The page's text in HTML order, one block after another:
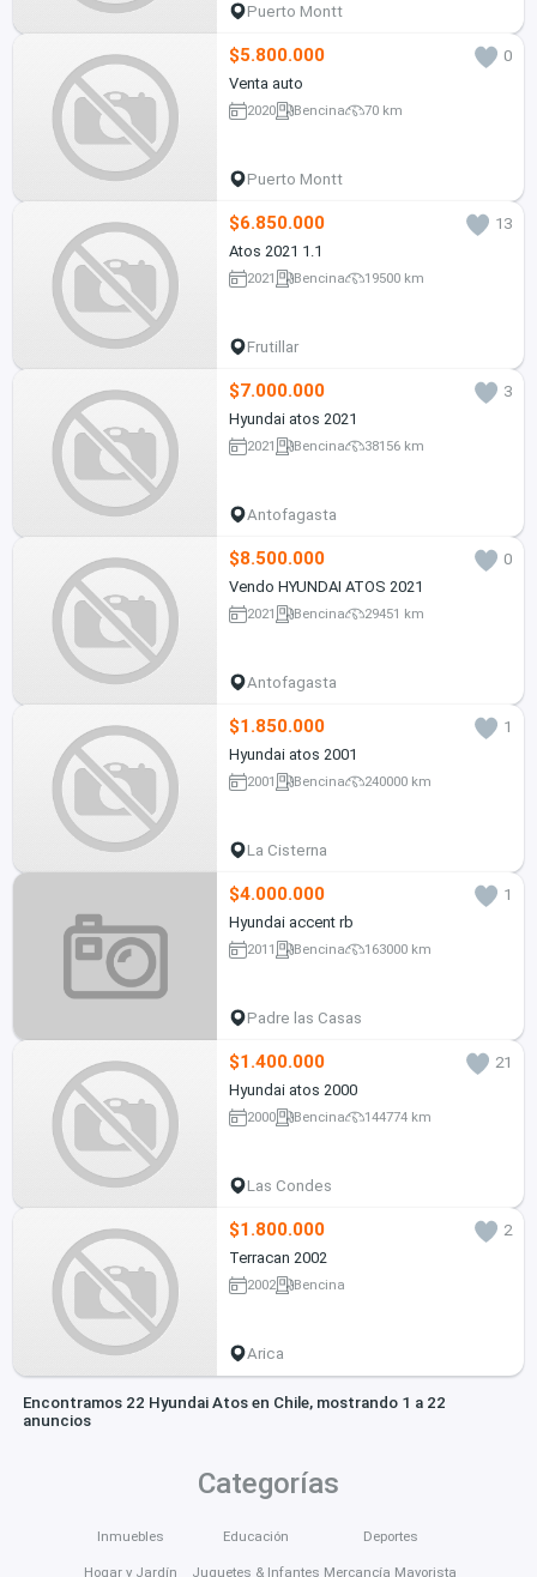
Puerto Montt
$5.800.000
0
Venta auto
2020 Bencina 70 km
Puerto Montt
$6.850.000
13
Atos 2021 1.1
2021 Bencina 19500 km
Frutillar
$7.000.000
3
Hyundai atos 2021
2021 Bencina 38156 km
Antofagasta
$8.500.000
0
Vendo HYUNDAI ATOS 2021
2021 Bencina 29451 km
Antofagasta
$1.850.000
1
Hyundai atos 2001
2001 Bencina 240000 km
La Cisterna
$4.000.000
1
Hyundai accent rb
2011 Bencina 163000 km
Padre las Casas
$1.400.000
21
Hyundai atos 2000
2000 Bencina 144774 km
Las Condes
$1.800.000
2
Terracan 2002
2002 Bencina
Arica
Encontramos 22 Hyundai Atos en Chile, mostrando 1 a 22
anuncios
Categorías
Inmuebles
Hogar y Jardín
Educación
Juguetes & Infantes
Deportes
Mercancía Mayorista